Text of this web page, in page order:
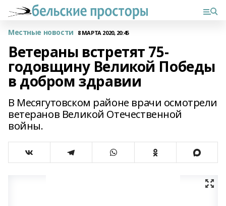
Местные новости 8 МАРТА 2020, 20:45
Ветераны встретят 75-
годовщину Великой Победы
в добром здравии
В Месягутовском районе врачи осмотрели
ветеранов Великой Отечественной
войны.